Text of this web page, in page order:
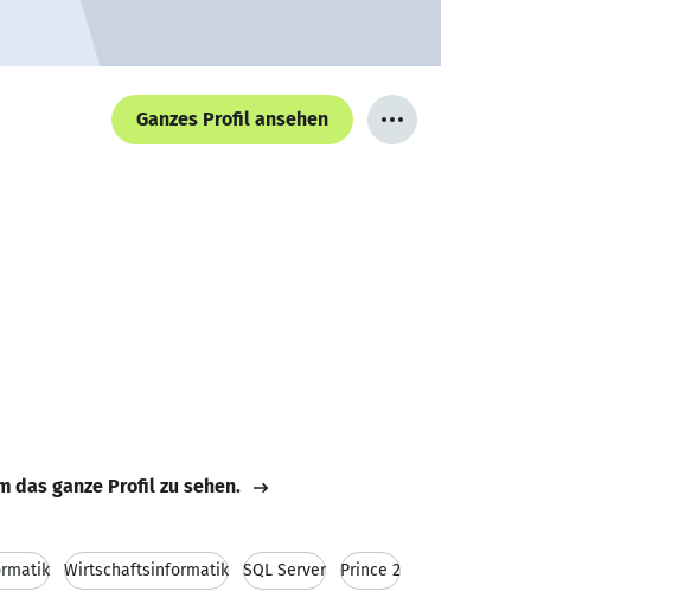
Ganzes Profil ansehen
das ganze Profil zu sehen.
Wirtschaftsinformatik SQL Server Prince 2